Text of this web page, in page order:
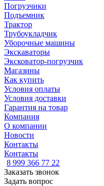
Погрузчики
Подъемник
Трактор
Трубоукладчик
Уборочные машины
Экскаваторы
Эксковатор-погрузчик
Магазины
Как купить
Условия оплаты
Условия доставки
Гарантия на товар
Компания
О компании
Новости
Контакты
Контакты
8 999 366 77 22
Заказать звонок
Задать вопрос